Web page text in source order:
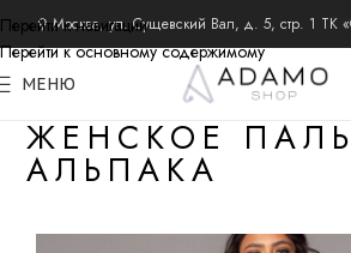
Перейти к навигации
Перейти к основному содержимому
⚲ Москва, ул. Сущевский Вал, д. 5, стр. 1 ТК
МЕНЮ
ЖЕНСКОЕ
АЛЬПАКА